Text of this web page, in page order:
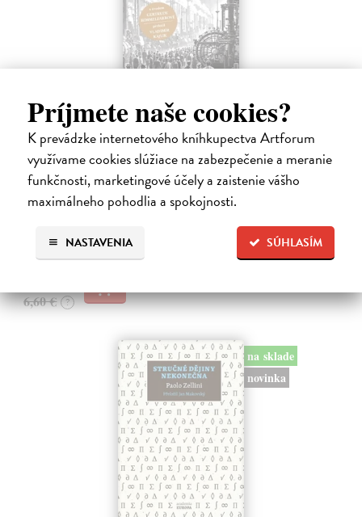
Príjmete naše cookies?
K prevádzke internetového kníhkupectva Artforum
využívame cookies slúžiace na zabezpečenie a meranie
funkčnosti, marketingové účely a zaistenie vášho
maximálneho pohodlia a spokojnosti.
SÚHLASÍM
NASTAVENIA
Memoár o chudobě
Tocqueville Alexis de| Kniha
První český překlad méně známého díla jedné z nejvýznamnějších
osobností evropské politické filosofie 19. století je doplněn obšírnými
komentáři Ivo Budila, Jana Kellera a Gertrudy Himmelfalberové.
Na sklade
6,60 € ?
na sklade
novinka